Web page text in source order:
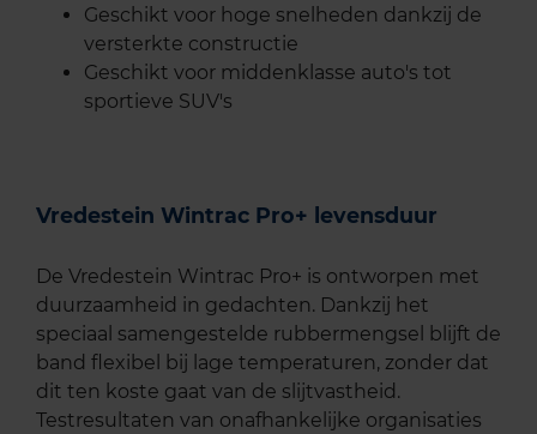
Geschikt voor hoge snelheden dankzij de
versterkte constructie
Geschikt voor middenklasse auto's tot
sportieve SUV's
Vredestein Wintrac Pro+ levensduur
De Vredestein Wintrac Pro+ is ontworpen met
duurzaamheid in gedachten. Dankzij het
speciaal samengestelde rubbermengsel blijft de
band flexibel bij lage temperaturen, zonder dat
dit ten koste gaat van de slijtvastheid.
Testresultaten van onafhankelijke organisaties